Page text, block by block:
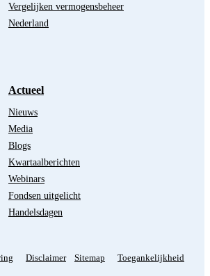
Vergelijken vermogensbeheer
Nederland
Actueel
Nieuws
Media
Blogs
Kwartaalberichten
Webinars
Fondsen uitgelicht
Handelsdagen
Disclaimer Sitemap Toegankelijkheid